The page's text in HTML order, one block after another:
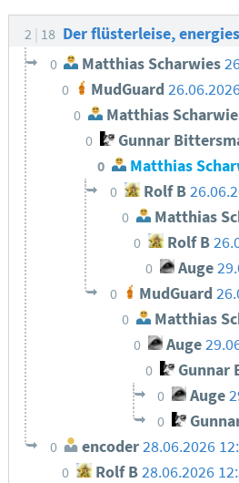
2 18 Der flüsterleise,
0 Matthias Scharwies
0 MudGuard
0 Matthias
0 Gunnar
0 Matthias
0 Rolf B
0 Matthias
0 Rolf B
0 Auge
0 MudGuard
0 Matthias
0 Auge
0 Gunnar
0 Auge
0
0 encoder28.06.2026
0 Rolf B28.06.2026